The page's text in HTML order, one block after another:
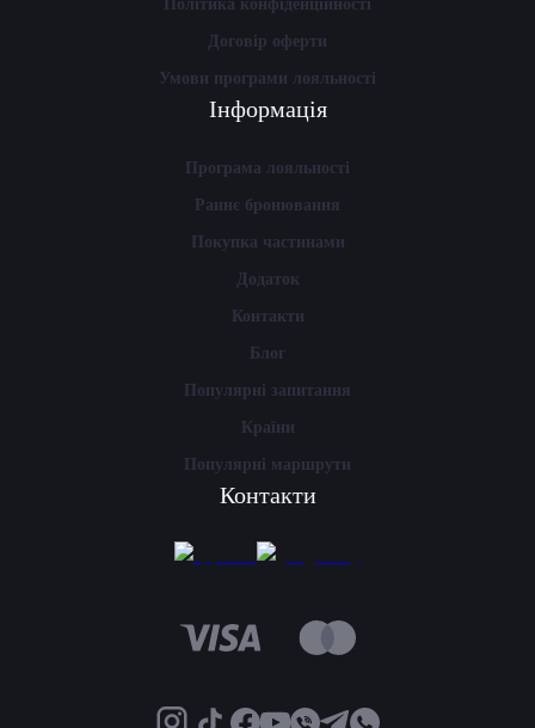
Політика конфіденційності
Договір оферти
Умови програми лояльності
Інформація
Програма лояльності
Раннє бронювання
Покупка частинами
Додаток
Контакти
Блог
Популярні запитання
Країни
Популярні маршрути
Контакти